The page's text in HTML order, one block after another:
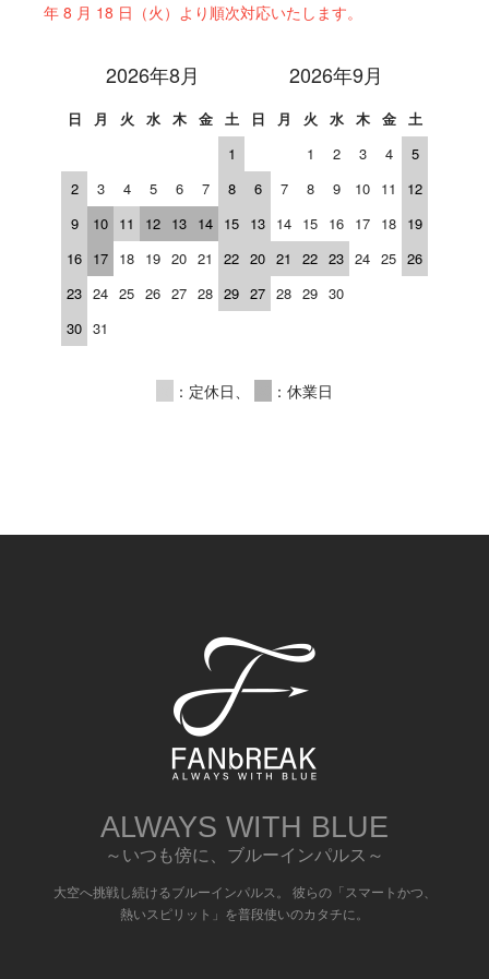
年 8 月 18 日（火）より順次対応いたします。
2026年8月
日 月 火 水 木 金
土
1
2
3 4 5 6 7
8
9
10 11 12 13 14 15
16 17 18 19 20 21
22
23 24 25 26 27 28 29
30 31
2026年9月
日 月 火 水 木 金
土
1
2 3 4
5
6
7 8 9 10 11
12
13 14 15 16 17 18 19
20 21 22 23 24 25 26
27 28 29 30
：定休日、 ：休業日
ALWAYS WITH BLUE
～いつも傍に、ブルーインパルス～
大空へ挑戦し続けるブルーインパルス。 彼らの「スマートかつ、
熱いスピリット」を普段使いのカタチに。